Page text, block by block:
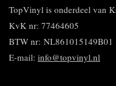
TopVinyl is onderdeel van
KvK nr: 77464605
BTW nr: NL861015149B01
E-mail: info@topvinyl.nl